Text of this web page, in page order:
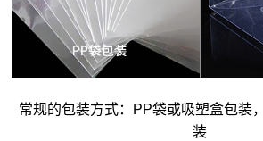
常规的包装方式：PP袋或吸塑盒包装
装